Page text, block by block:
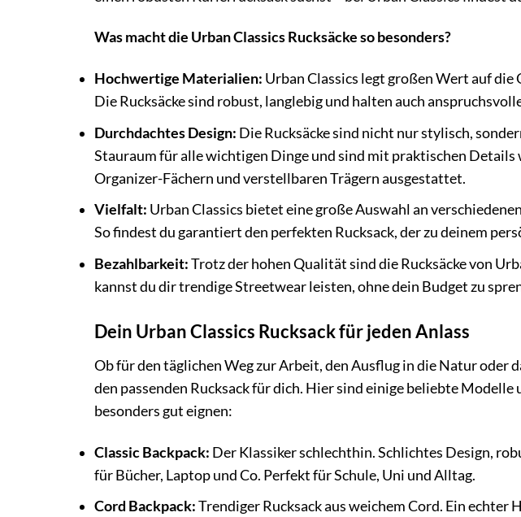
Was macht die Urban Classics Rucksäcke so besonders?
Hochwertige Materialien: Urban Classics legt großen Wert auf
Die Rucksäcke sind robust, langlebig und halten auch
Durchdachtes Design: Die Rucksäcke sind nicht nur stylisch,
Stauraum für alle wichtigen Dinge und sind mit praktischen
Organizer-Fächern und verstellbaren Trägern ausgestattet.
Vielfalt: Urban Classics bietet eine große Auswahl an
So findest du garantiert den perfekten Rucksack, der zu deinem
Bezahlbarkeit:Trotz der hohen Qualität sind die Rucksäcke von
kannst du dir trendige Streetwear leisten, ohne dein Budget zu
Dein Urban Classics Rucksack für jeden Anlass
Ob für den täglichen Weg zur Arbeit, den Ausflug in die Natur oder
den passenden Rucksack für dich. Hier sind einige beliebte
besonders gut eignen:
Classic Backpack: Der Klassiker schlechthin. Schlichtes Design,
für Bücher, Laptop und Co. Perfekt für Schule, Uni und Alltag.
Cord Backpack:Trendiger Rucksack aus weichem Cord. Ein echter